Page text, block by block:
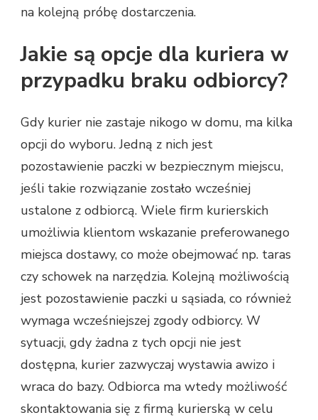
na kolejną próbę dostarczenia.
Jakie są opcje dla kuriera w
przypadku braku odbiorcy?
Gdy kurier nie zastaje nikogo w domu, ma kilka
opcji do wyboru. Jedną z nich jest
pozostawienie paczki w bezpiecznym miejscu,
jeśli takie rozwiązanie zostało wcześniej
ustalone z odbiorcą. Wiele firm kurierskich
umożliwia klientom wskazanie preferowanego
miejsca dostawy, co może obejmować np. taras
czy schowek na narzędzia. Kolejną możliwością
jest pozostawienie paczki u sąsiada, co również
wymaga wcześniejszej zgody odbiorcy. W
sytuacji, gdy żadna z tych opcji nie jest
dostępna, kurier zazwyczaj wystawia awizo i
wraca do bazy. Odbiorca ma wtedy możliwość
skontaktowania się z firmą kurierską w celu